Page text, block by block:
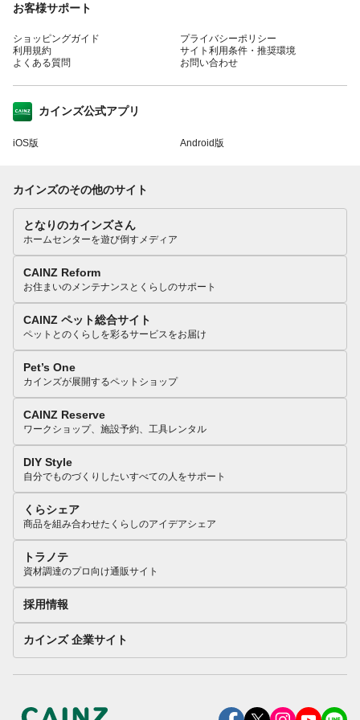
お客様サポート
ショッピングガイド
利用規約
よくある質問
プライバシーポリシー
サイト利用条件・推奨環境
お問い合わせ
カインズ公式アプリ
iOS版 Android版
カインズのその他のサイト
となりのカインズさん
ホームセンターを遊び倒すメディア
CAINZ Reform
お住まいのメンテナンスとくらしのサポート
CAINZ ペット総合サイト
ペットとのくらしを彩るサービスをお届け
Pet’s One
カインズが展開するペットショップ
CAINZ Reserve
ワークショップ、施設予約、工具レンタル
DIY Style
自分でものづくりしたいすべての人をサポート
くらシェア
商品を組み合わせたくらしのアイデアシェア
トラノテ
資材調達のプロ向け通販サイト
採用情報
カインズ 企業サイト